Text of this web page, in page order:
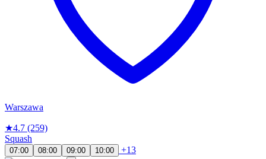
Warszawa
★4.7 (259)
Squash
07:00 08:00 09:00 10:00
+13